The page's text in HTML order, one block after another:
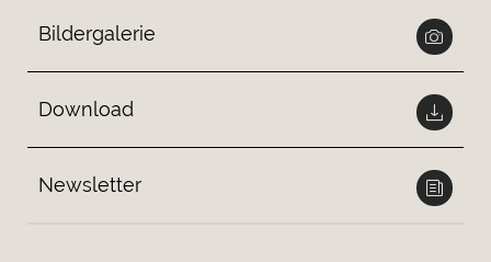
Bildergalerie
Download
Newsletter